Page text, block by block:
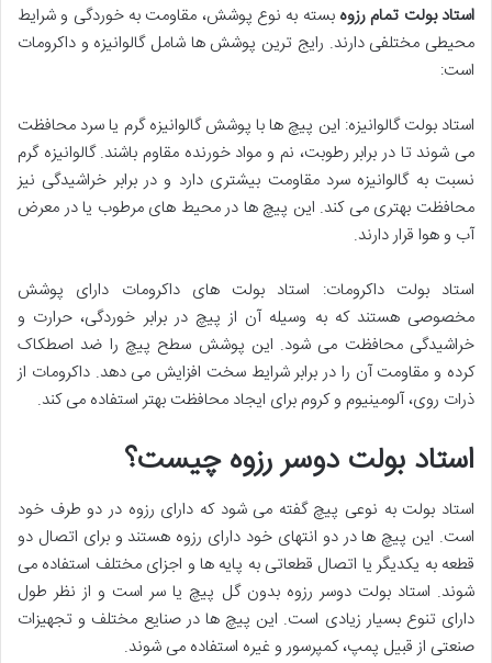
استاد بولت‌ تمام رزوه بسته به نوع پوشش، مقاومت به خوردگی و شرایط
محیطی مختلفی دارند. رایج ‌ترین پوشش ‌ها شامل گالوانیزه و داکرومات
است:
استاد بولت گالوانیزه: این پیچ‌ ها با پوشش گالوانیزه گرم یا سرد محافظت
می ‌شوند تا در برابر رطوبت، نم و مواد خورنده مقاوم باشند. گالوانیزه گرم
نسبت به گالوانیزه سرد مقاومت بیشتری دارد و در برابر خراشیدگی نیز
محافظت بهتری می‌ کند. این پیچ ‌ها در محیط‌ های مرطوب یا در معرض
آب و هوا قرار دارند.
استاد بولت داکرومات: استاد بولت ‌های داکرومات دارای پوشش
مخصوصی هستند که به ‌وسیله آن از پیچ‌ در برابر خوردگی، حرارت و
خراشیدگی محافظت می ‌شود. این پوشش سطح پیچ را ضد اصطکاک
کرده و مقاومت آن را در برابر شرایط سخت افزایش می‌ دهد. داکرومات از
ذرات روی، آلومینیوم و کروم برای ایجاد محافظت بهتر استفاده می ‌کند.
استاد بولت دوسر رزوه چیست؟
استاد بولت به نوعی پیچ گفته می ‌شود که دارای رزوه در دو طرف خود
است. این پیچ ‌ها در دو انتهای خود دارای رزوه هستند و برای اتصال دو
قطعه به یکدیگر یا اتصال قطعاتی به پایه ‌ها و اجزای مختلف استفاده می
‌شوند. استاد بولت دوسر رزوه بدون گل پیچ یا سر است و از نظر طول
دارای تنوع بسیار زیادی است. این پیچ ها در صنایع مختلف و تجهیزات
صنعتی از قبیل پمپ، کمپرسور و غیره استفاده می شوند.